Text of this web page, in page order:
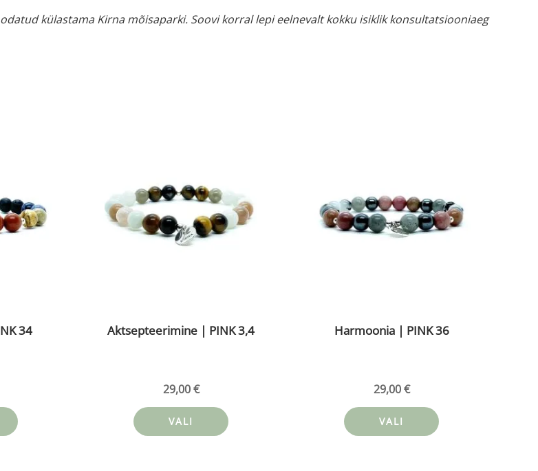
külastama Kirna mõisaparki. Soovi korral lepi eelnevalt kokku isiklik konsultatsiooniaeg
34
varianti.
Valikuid
saab
Aktsepteerimine | PINK 3,4
29,00€
VALI
varianti.
Valikuid
saab
Harmoonia | PINK 36
29,00€
VALI
varianti.
Valikuid
saab